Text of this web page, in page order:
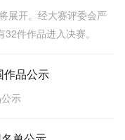
展开。经大赛评委会严
件作品进入决赛。
作品公示
示